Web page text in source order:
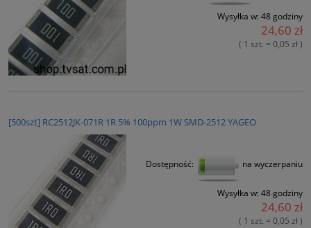
Wysyłka w: 48 godziny
24,60 zł
( 1 szt. = 0,05 zł )
[500szt] RC2512JK-071R 1R 5% 100ppm 1W SMD-2512 YAGEO
Dostępność: na wyczerpaniu
Wysyłka w: 48 godziny
24,60 zł
( 1 szt. = 0,05 zł )